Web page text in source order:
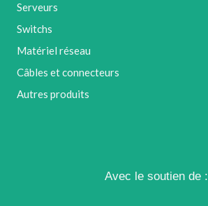
Serveurs
Switchs
Matériel réseau
Câbles et connecteurs
Autres produits
Avec le soutien de :